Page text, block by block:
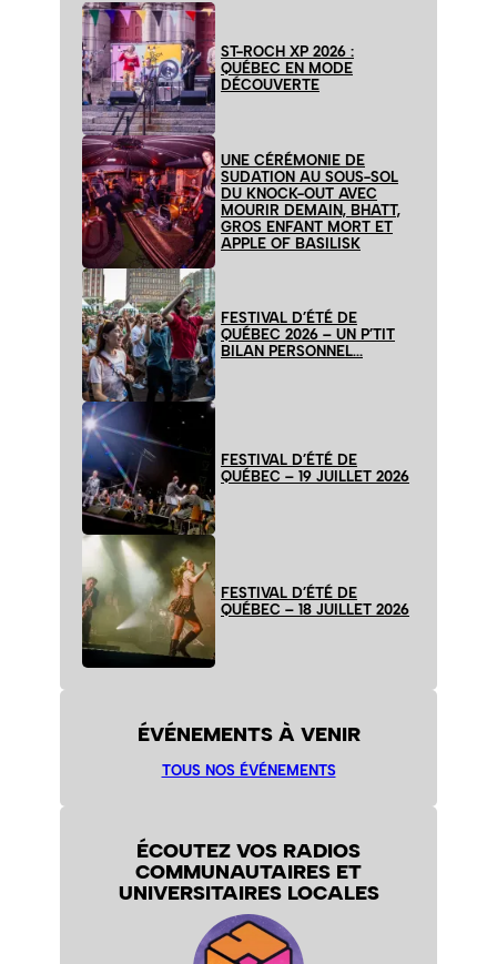
ST-ROCH XP 2026 :
QUÉBEC EN MODE
DÉCOUVERTE
UNE CÉRÉMONIE DE
SUDATION AU SOUS-SOL
DU KNOCK-OUT AVEC
MOURIR DEMAIN, BHATT,
GROS ENFANT MORT ET
APPLE OF BASILISK
FESTIVAL D’ÉTÉ DE
QUÉBEC 2026 – UN P’TIT
BILAN PERSONNEL…
FESTIVAL D’ÉTÉ DE
QUÉBEC – 19 JUILLET 2026
FESTIVAL D’ÉTÉ DE
QUÉBEC – 18 JUILLET 2026
ÉVÉNEMENTS À VENIR
TOUS NOS ÉVÉNEMENTS
ÉCOUTEZ VOS RADIOS
COMMUNAUTAIRES ET
UNIVERSITAIRES LOCALES